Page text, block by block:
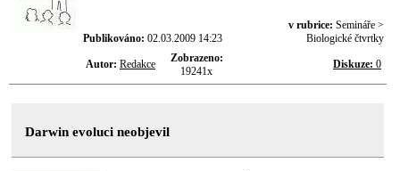
Publikováno: 02.03.2009 14:23
v rubrice: Semináře >
Biologické čtvrtky
Autor: Redakce
Zobrazeno:
19241x
Diskuze: 0
Darwin evoluci neobjevil